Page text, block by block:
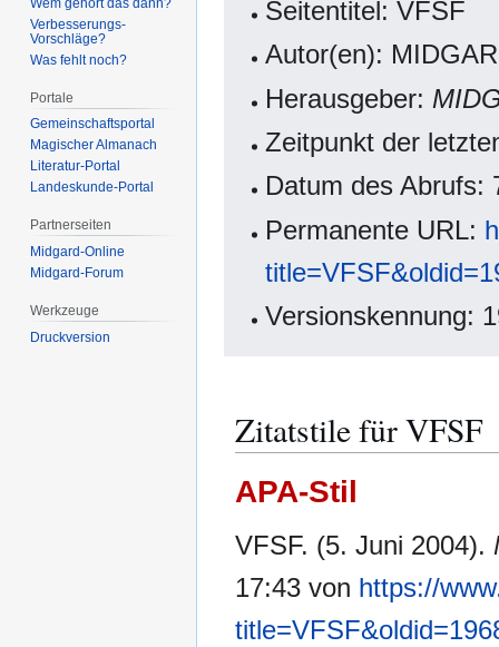
Seitentitel: VFSF
Autor(en):
Herausgeber:
Zeitpunkt der
Datum des Abrufs:
Permanente URL:
Versionskennung:
Zitatstile für VFSF
APA-Stil
VFSF. (5. Juni 2004).
17:43 von https://
Verbesserungs-
Vorschläge?
Was fehlt noch?
Portale
Gemeinschafts­portal
Magischer Almanach
Literatur-Portal
Landeskunde-Portal
Partnerseiten
Midgard-Online
Midgard-Forum
Werkzeuge
Druckversion